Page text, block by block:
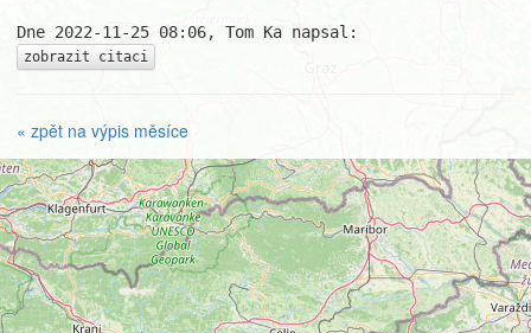
zobrazit citaci
« zpět na výpis měsíce